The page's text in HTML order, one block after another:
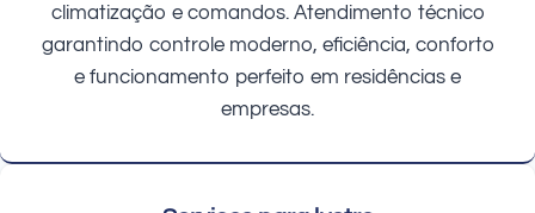
climatização e comandos. Atendimento técnico
garantindo controle moderno, eficiência, conforto
e funcionamento perfeito em residências e
empresas.